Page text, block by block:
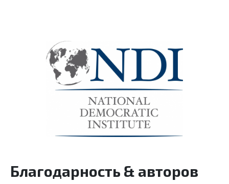
Благодарность & авторов